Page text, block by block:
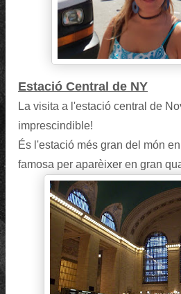
Estació Central de NY
La visita a l'estació central de
imprescindible!
És l'estació més gran del món
famosa per aparèixer en gran